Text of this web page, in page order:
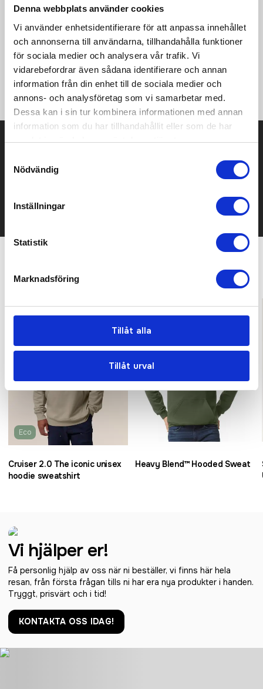
Denna webbplats använder cookies
Vi använder enhetsidentifierare för att anpassa innehållet
och annonserna till användarna, tillhandahålla funktioner
för sociala medier och analysera vår trafik. Vi
vidarebefordrar även sådana identifierare och annan
information från din enhet till de sociala medier och
annons- och analysföretag som vi samarbetar med.
Dessa kan i sin tur kombinera informationen med annan
information som du har tillhandahållit eller som de har
samlat in när du har använt deras tjänster.
Nödvändig
Inställningar
Statistik
Marknadsföring
Tillåt alla
Tillåt urval
Community 2.0 Hoodie är en modern huvtröja med atletisk
träningspassen. Tröjan är gjord i ett mjukt och funktionellt
material av återvunnen polyester och ekologisk bomull som ger
hög komfort och bidrar till att stärka klubbkänslan. Perfekt för
exponering av klubb-, sponsor- och företagsloggor. • Mjukt
material av återvunnen polyester och ekologisk bomull •
Borstad insida • Känguruficka framtill • Regular fit
Prisuppgift på mailen?
Kontakta oss här för att få förslag på produkt och pris över
Relaterade produkter
Bästsäljare
Eco
Cruiser 2.0 The iconic unisex
hoodie sweatshirt
Bra pris
Heavy Blend™ Hooded Sweat
Vi hjälper er!
Få personlig hjälp av oss när ni beställer, vi finns här hela
resan, från första frågan tills ni har era nya produkter i handen.
Tryggt, prisvärt och i tid!
KONTAKTA OSS IDAG!